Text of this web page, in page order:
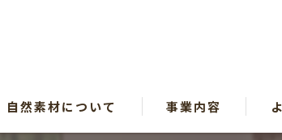
自然素材について 事業内容